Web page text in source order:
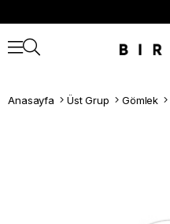
Anasayfa Üst Grup Gömlek